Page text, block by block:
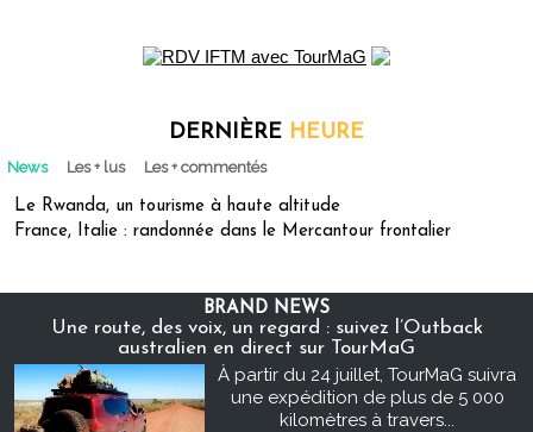
DERNIÈRE HEURE
News Les + lus Les + commentés
Le Rwanda, un tourisme à haute altitude
France, Italie : randonnée dans le Mercantour frontalier
BRAND NEWS
Une route, des voix, un regard : suivez l’Outback
australien en direct sur TourMaG
À partir du 24 juillet, TourMaG suivra
une expédition de plus de 5 000
kilomètres à travers...